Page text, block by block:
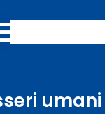
umani